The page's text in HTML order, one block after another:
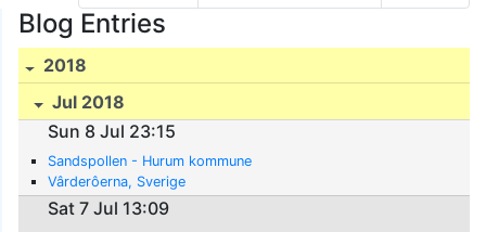
Blog Entries
2018
Jul 2018
Sun 8 Jul 23:15
Sandspollen - Hurum kommune
Vârderôerna, Sverige
Sat 7 Jul 13:09